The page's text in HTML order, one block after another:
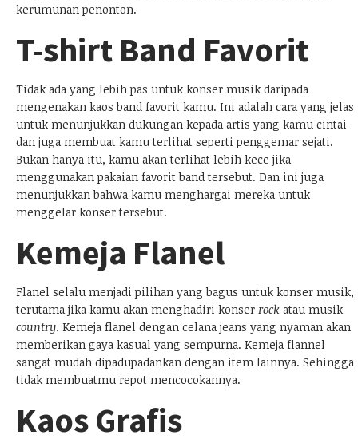
kerumunan penonton.
T-shirt Band Favorit
Tidak ada yang lebih pas untuk konser musik daripada
mengenakan kaos band favorit kamu. Ini adalah cara yang jelas
untuk menunjukkan dukungan kepada artis yang kamu cintai
dan juga membuat kamu terlihat seperti penggemar sejati.
Bukan hanya itu, kamu akan terlihat lebih kece jika
menggunakan pakaian favorit band tersebut. Dan ini juga
menunjukkan bahwa kamu menghargai mereka untuk
menggelar konser tersebut.
Kemeja Flanel
Flanel selalu menjadi pilihan yang bagus untuk konser musik,
terutama jika kamu akan menghadiri konser rock atau musik
country. Kemeja flanel dengan celana jeans yang nyaman akan
memberikan gaya kasual yang sempurna. Kemeja flannel
sangat mudah dipadupadankan dengan item lainnya. Sehingga
tidak membuatmu repot mencocokannya.
Kaos Grafis